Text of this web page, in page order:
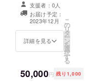
支援者：0人
お届け予定：
2023年12月
詳細を見る
こ
の
リ
タ
ー
ン
を
選
択
す
る
50,000円 残り1,000